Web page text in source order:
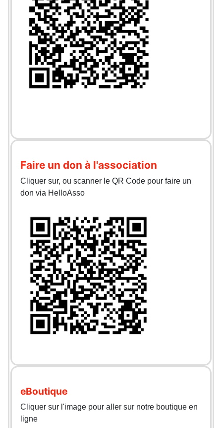
Faire un don à l'association
Cliquer sur, ou scanner le QR Code pour faire un
don via HelloAsso
eBoutique
Cliquer sur l'image pour aller sur notre boutique en
ligne